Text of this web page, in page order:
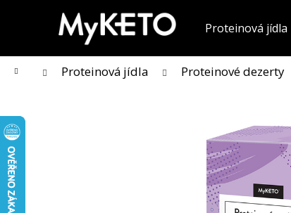
Proteinová jídla
Domů Proteinová jídla Proteinové dezerty
í
Zpět do obchodu
Zpět do obchodu